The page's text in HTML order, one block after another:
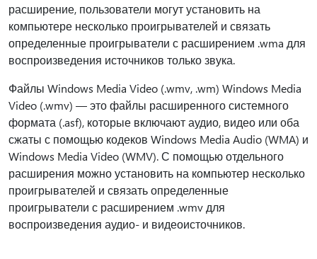
расширение, пользователи могут установить на
компьютере несколько проигрывателей и связать
определенные проигрыватели с расширением .wma для
воспроизведения источников только звука.
Файлы Windows Media Video (.wmv, .wm) Windows Media
Video (.wmv) — это файлы расширенного системного
формата (.asf), которые включают аудио, видео или оба
сжаты с помощью кодеков Windows Media Audio (WMA) и
Windows Media Video (WMV). С помощью отдельного
расширения можно установить на компьютер несколько
проигрывателей и связать определенные
проигрыватели с расширением .wmv для
воспроизведения аудио- и видеоисточников.